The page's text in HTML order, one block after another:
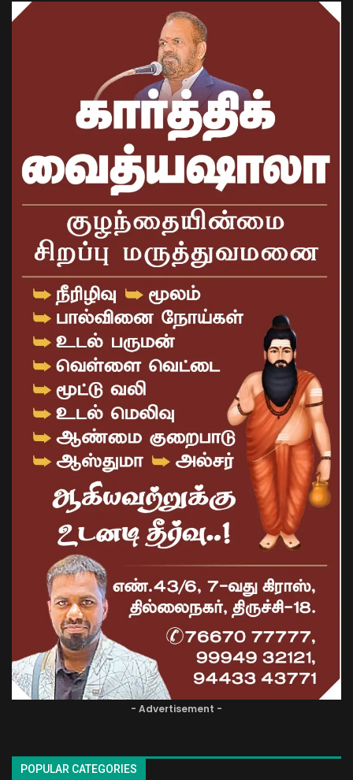
- Advertisement -
POPULAR CATEGORIES